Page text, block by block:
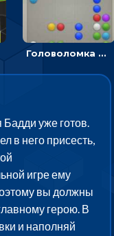
Головоломка Линии: собери шарики в ряд из 5
Бадди уже готов.
в него присесть,
игре ему
вы должны
герою. В
и наполняй